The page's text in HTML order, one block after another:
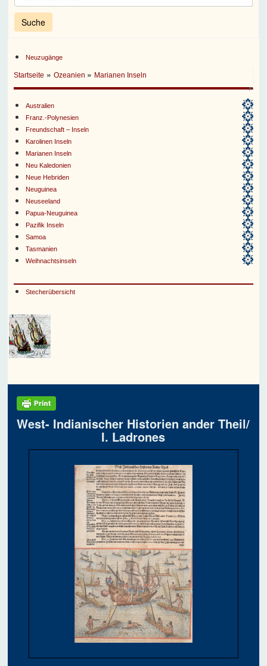
Neuzugänge
Startseite »Ozeanien » Marianen Inseln
Australien
Franz.-Polynesien
Freundschaft – Inseln
Karolinen Inseln
Marianen Inseln
Neu Kaledonien
Neue Hebriden
Neuguinea
Neuseeland
Papua-Neuguinea
Pazifik Inseln
Samoa
Tasmanien
Weihnachtsinseln
Stecherübersicht
West- Indianischer Historien ander Theil/
I. Ladrones